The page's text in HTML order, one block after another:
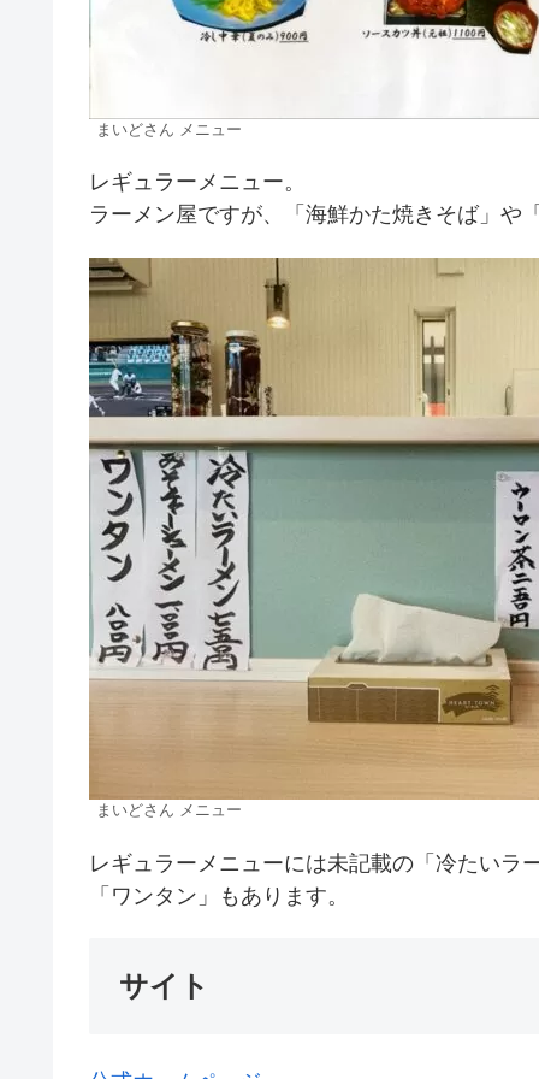
まいどさん メニュー
レギュラーメニュー。
ラーメン屋ですが、「海鮮かた焼きそば」や
まいどさん メニュー
レギュラーメニューには未記載の「冷たいラ
「ワンタン」もあります。
サイト